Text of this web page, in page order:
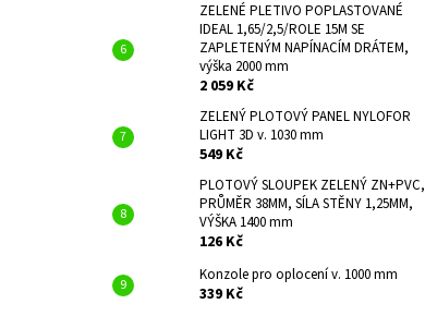
ZELENÉ PLETIVO POPLASTOVANÉ
IDEAL 1,65/2,5/ROLE 15M SE
ZAPLETENÝM NAPÍNACÍM DRÁTEM,
výška 2000 mm
2 059 Kč
ZELENÝ PLOTOVÝ PANEL NYLOFOR
LIGHT 3D v. 1030 mm
549 Kč
PLOTOVÝ SLOUPEK ZELENÝ ZN+PVC,
PRŮMĚR 38MM, SÍLA STĚNY 1,25MM,
VÝŠKA 1400 mm
126 Kč
Konzole pro oplocení v. 1000 mm
339 Kč